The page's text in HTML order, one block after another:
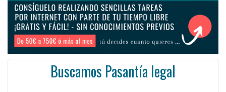
Buscamos Pasantía legal